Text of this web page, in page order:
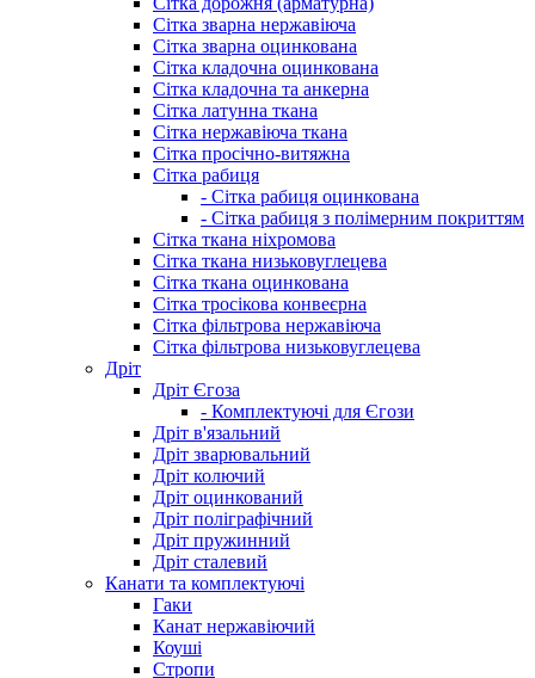
Сітка зварна нержавіюча
Сітка зварна оцинкована
Сітка кладочна оцинкована
Сітка кладочна та анкерна
Сітка латунна ткана
Сітка нержавіюча ткана
Сітка просічно-витяжна
Сітка рабиця
- Сітка рабиця оцинкована
- Сітка рабиця з полімерним покриттям
Сітка ткана ніхромова
Сітка ткана низьковуглецева
Сітка ткана оцинкована
Сітка тросікова конвеєрна
Сітка фільтрова нержавіюча
Сітка фільтрова низьковуглецева
Дріт
Дріт Єгоза
- Комплектуючі для Єгози
Дріт в'язальний
Дріт зварювальний
Дріт колючий
Дріт оцинкований
Дріт поліграфічний
Дріт пружинний
Дріт сталевий
Канати та комплектуючі
Гаки
Канат нержавіючий
Коуші
Стропи